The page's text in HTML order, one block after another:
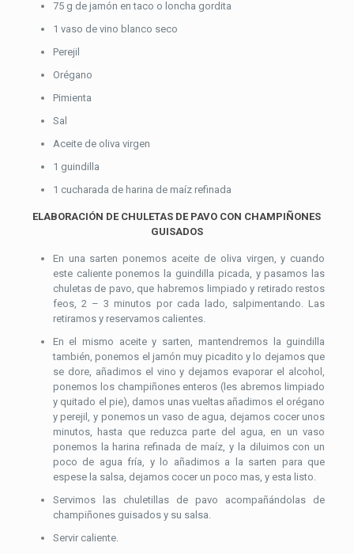
75 g de jamón en taco o loncha gordita
1 vaso de vino blanco seco
Perejil
Orégano
Pimienta
Sal
Aceite de oliva virgen
1 guindilla
1 cucharada de harina de maíz refinada
ELABORACIÓN DE CHULETAS DE PAVO CON CHAMPIÑONES
GUISADOS
En una sarten ponemos aceite de oliva virgen, y cuando
este caliente ponemos la guindilla picada, y pasamos las
chuletas de pavo, que habremos limpiado y retirado restos
feos, 2 – 3 minutos por cada lado, salpimentando. Las
retiramos y reservamos calientes.
En el mismo aceite y sarten, mantendremos la guindilla
también, ponemos el jamón muy picadito y lo dejamos que
se dore, añadimos el vino y dejamos evaporar el alcohol,
ponemos los champiñones enteros (les abremos limpiado
y quitado el pie), damos unas vueltas añadimos el orégano
y perejil, y ponemos un vaso de agua, dejamos cocer unos
minutos, hasta que reduzca parte del agua, en un vaso
ponemos la harina refinada de maíz, y la diluimos con un
poco de agua fría, y lo añadimos a la sarten para que
espese la salsa, dejamos cocer un poco mas, y esta listo.
Servimos las chuletillas de pavo acompañándolas de
champiñones guisados y su salsa.
Servir caliente.